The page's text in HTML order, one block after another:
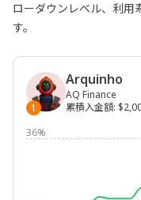
ローダウンレベル、利用
す。
1
Arquinho
AQ Finance
累積入金額:
36%